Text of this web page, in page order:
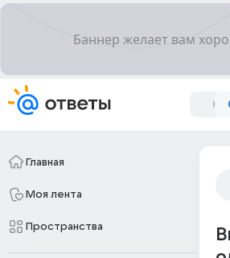
Главная
Моя лента
Пространства